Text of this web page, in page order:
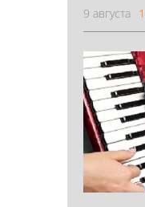
9 августа